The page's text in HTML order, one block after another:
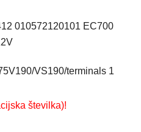
010572120101 EC700
VS190/terminals 1
številka)!